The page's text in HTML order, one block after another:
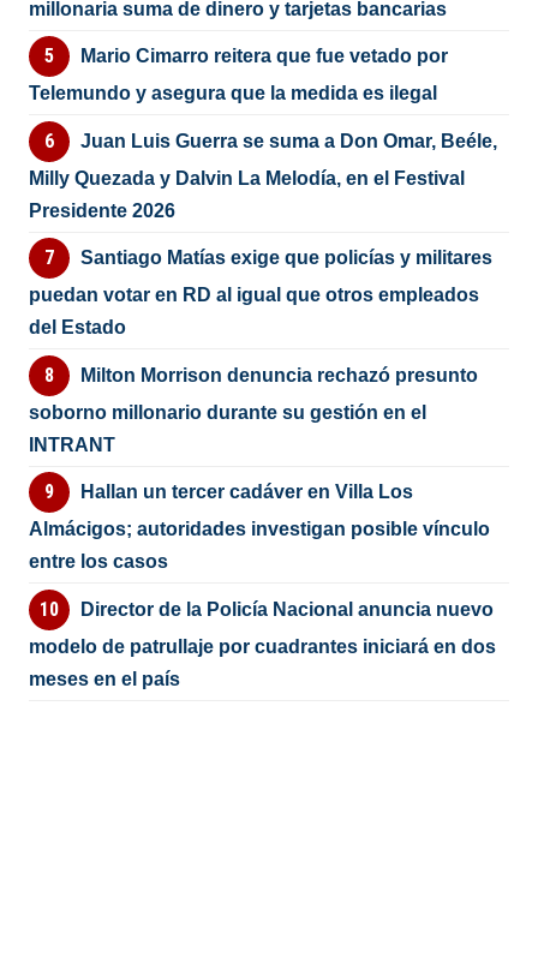
millonaria suma de dinero y tarjetas bancarias
Mario Cimarro reitera que fue vetado por
Telemundo y asegura que la medida es ilegal
Juan Luis Guerra se suma a Don Omar, Beéle,
Milly Quezada y Dalvin La Melodía, en el Festival
Presidente 2026
Santiago Matías exige que policías y militares
puedan votar en RD al igual que otros empleados
del Estado
Milton Morrison denuncia rechazó presunto
soborno millonario durante su gestión en el
INTRANT
Hallan un tercer cadáver en Villa Los
Almácigos; autoridades investigan posible vínculo
entre los casos
Director de la Policía Nacional anuncia nuevo
modelo de patrullaje por cuadrantes iniciará en dos
meses en el país